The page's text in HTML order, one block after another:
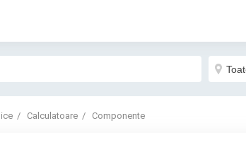
Calculatoare Componente